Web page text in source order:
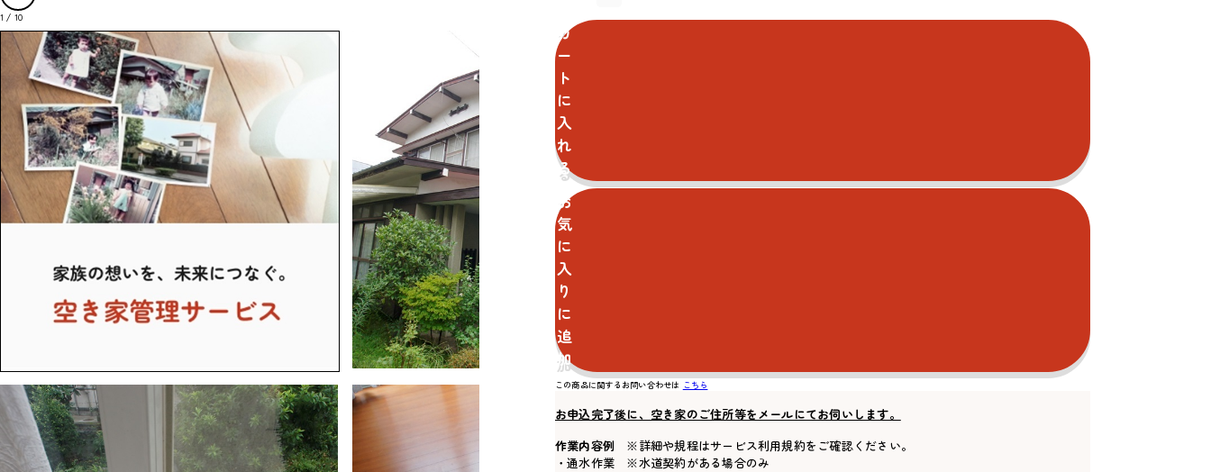
1 / 10
カ
ー
ト
に
入
れ
る
お
気
に
入
り
に
追
加
この商品に関するお問い合わせは こちら
お申込完了後に、空き家のご住所等をメールにてお伺いします。
作業内容例 ※詳細や規程はサービス利用規約をご確認ください。
・通水作業 ※水道契約がある場合のみ